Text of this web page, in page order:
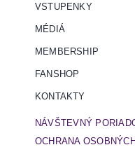
VSTUPENKY
MÉDIÁ
MEMBERSHIP
FANSHOP
KONTAKTY
NÁVŠTEVNÝ
OCHRANA